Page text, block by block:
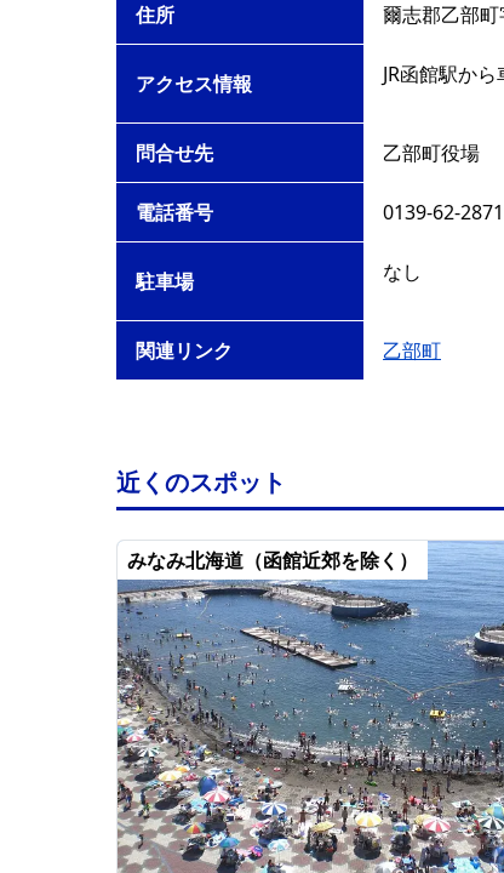
住所 爾志郡乙部町
アクセス情報 JR函館駅か
問合せ先 乙部町役場
電話番号 0139-62-2871
駐車場 なし
関連リンク 乙部町
近くのスポット
みなみ北海道（函館近郊を除く）